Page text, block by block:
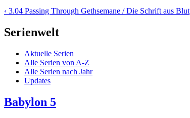
‹ 3.04 Passing Through Gethsemane / Die Schrift aus Blut
Serienwelt
Aktuelle Serien
Alle Serien von A-Z
Alle Serien nach Jahr
Updates
Babylon 5